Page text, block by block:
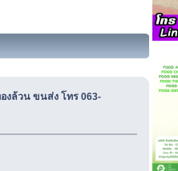
งล้วน ขนส่ง โทร 063-